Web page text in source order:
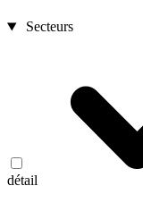
Secteurs
détail